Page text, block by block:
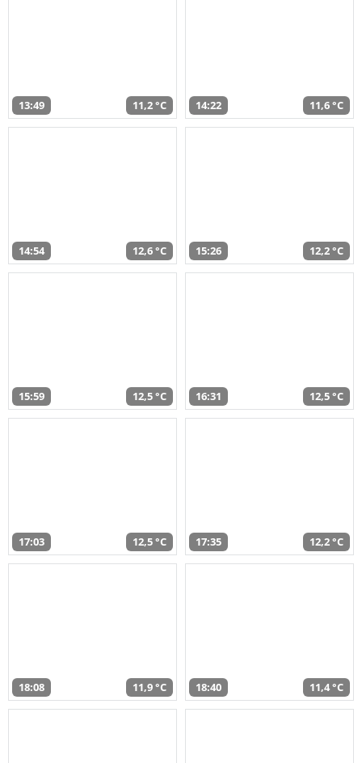
13:49 11,2 °C 14:22 11,6 °C
14:54 12,6 °C 15:26 12,2 °C
15:59 12,5 °C 16:31 12,5 °C
17:03 12,5 °C 17:35 12,2 °C
18:08 11,9 °C 18:40 11,4 °C